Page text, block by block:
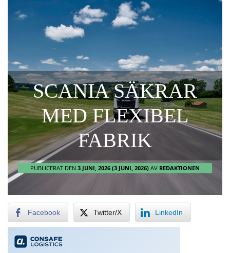
SCANIA SÄKRAR
MED FLEXIBEL
FABRIK
PUBLICERAT DEN 3 JUNI, 2026 (3 JUNI, 2026) AV REDAKTIONEN
Facebook Twitter/X LinkedIn